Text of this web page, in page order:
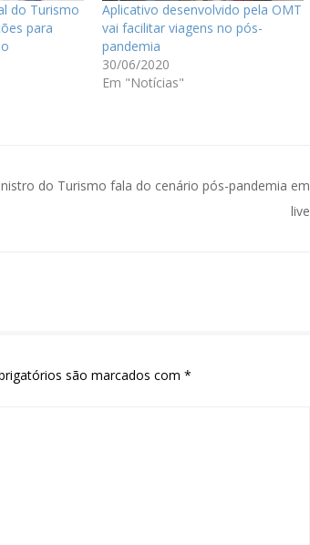
do Turismo
para
Aplicativo desenvolvido pela OMT
vai facilitar viagens no pós-
pandemia
30/06/2020
Em "Notícias"
do Turismo fala do cenário pós-pandemia em
live
são marcados com *